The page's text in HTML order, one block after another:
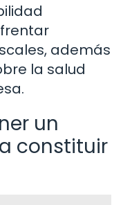
además
la salud
un
constituir